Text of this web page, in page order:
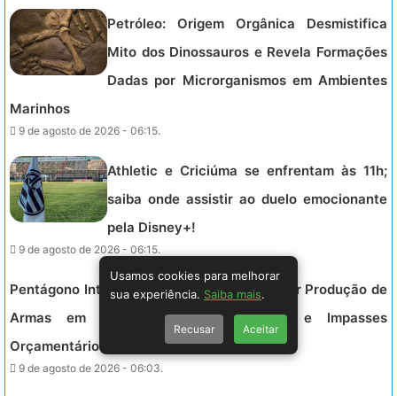
Petróleo: Origem Orgânica Desmistifica
Mito dos Dinossauros e Revela Formações
Dadas por Microrganismos em Ambientes
Marinhos
9 de agosto de 2026 - 06:15.
Athletic e Criciúma se enfrentam às 11h;
saiba onde assistir ao duelo emocionante
pela Disney+!
9 de agosto de 2026 - 06:15.
Pentágono Intensifica Pressão para Acelerar Produção de
Armas em Meio à Escassez Crítica e Impasses
Orçamentários com o Congresso dos EUA.
9 de agosto de 2026 - 06:03.
Usamos cookies para melhorar
sua experiência. Saiba mais.
Recusar Aceitar